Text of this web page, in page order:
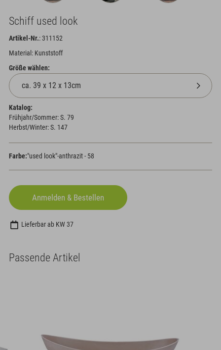
Schiff used look
Artikel-Nr.: 311152
Material: Kunststoff
Größe wählen:
Katalog:
Frühjahr/Sommer: S. 79
Herbst/Winter: S. 147
Farbe:"used look"-anthrazit - 58
Lieferbar ab KW 37
Passende Artikel